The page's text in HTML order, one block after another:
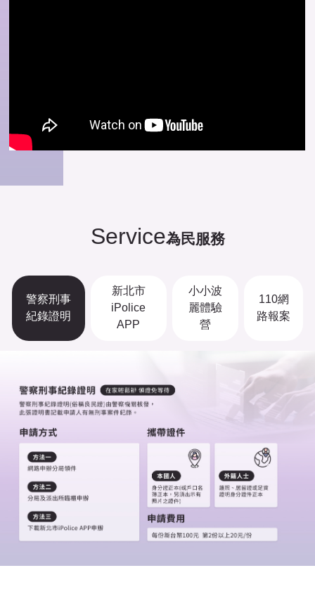
Service為民服務
警察刑事
紀錄證明
新北市
iPolice
APP
小小波
麗體驗
營
110網
路報案